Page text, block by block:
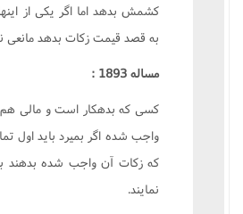
کشمش بدهد اما اگر يکى از
به قصد قيمت زکات بدهد مانعى
مساله 1893 :
کسى که بدهکار است و مالى هم
واجب شده اگر بميرد بايد اول
که زکات آن واجب شده بدهند
نمايند.